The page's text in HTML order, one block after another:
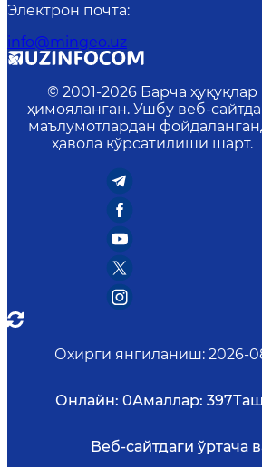
Электрон почта:
info@mingeo.uz
© 2001-2026 Барча ҳуқуқлар
ҳимояланган. Ушбу веб-
маълумотлардан
ҳавола кўрсатилиши шарт.
Охирги янгиланиш: 2026-
Онлайн: 0Амаллар: 397
Веб-сайтдаги ўртача